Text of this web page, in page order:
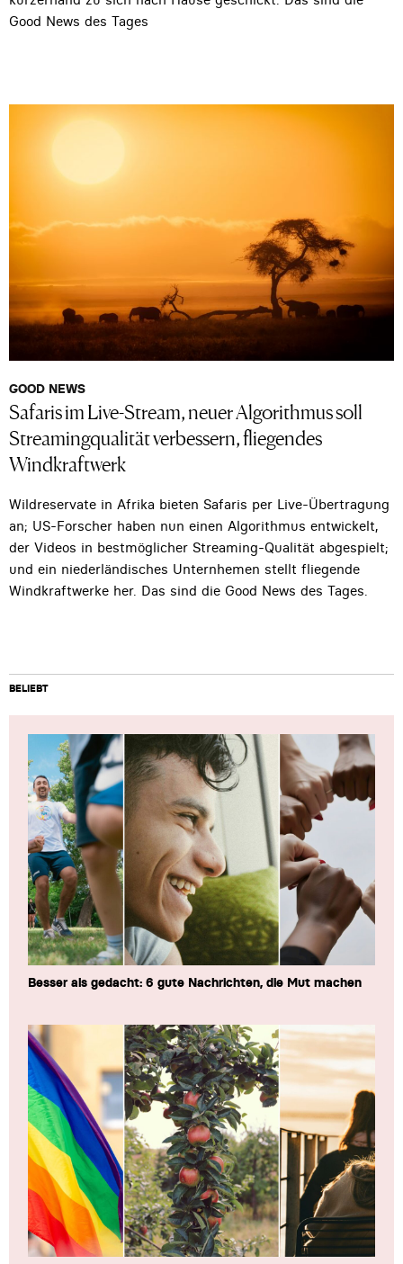
Good News des Tages
GOOD NEWS
Safaris im Live-Stream, neuer Algorithmus soll
Streamingqualität verbessern, fliegendes
Windkraftwerk
Wildreservate in Afrika bieten Safaris per Live-Übertragung
an; US-Forscher haben nun einen Algorithmus entwickelt,
der Videos in bestmöglicher Streaming-Qualität abgespielt;
und ein niederländisches Unternhemen stellt fliegende
Windkraftwerke her. Das sind die Good News des Tages.
BELIEBT
Besser als gedacht: 6 gute Nachrichten, die Mut machen